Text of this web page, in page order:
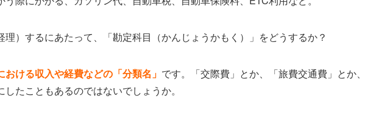
理）するにあたって、「勘定科目（かんじょうかもく）」をどうするか？
ける収入や経費などの「分類名」 です。「交際費」とか、「旅費交通費」とか、
したこともあるのではないでしょうか。